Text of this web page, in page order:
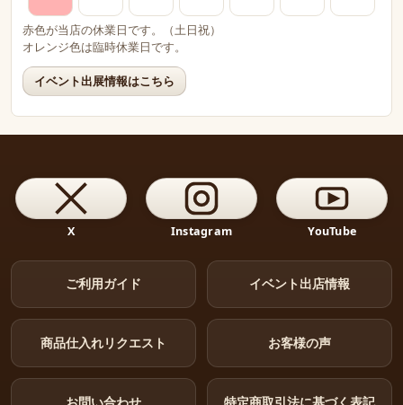
赤色が当店の休業日です。（土日祝）
オレンジ色は臨時休業日です。
イベント出展情報はこちら
X Instagram YouTube
ご利用ガイド イベント出店情報
商品仕入れリクエスト お客様の声